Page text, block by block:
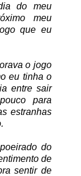
do meu
meu
que eu
o jogo
eu tinha o
entre sair
para
estranhas
do
de
sentir de